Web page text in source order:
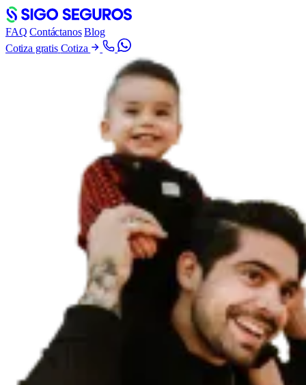
FAQ Contáctanos Blog
Cotiza gratis Cotiza